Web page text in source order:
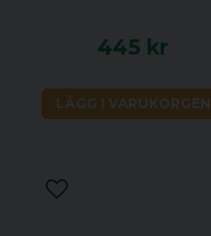
445 kr
LÄGG I VARUKORGEN